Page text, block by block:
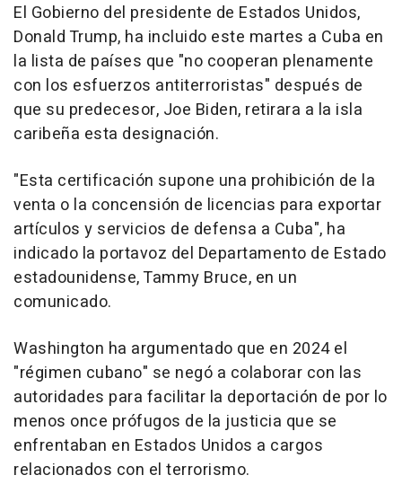
El Gobierno del presidente de Estados Unidos,
Donald Trump, ha incluido este martes a Cuba en
la lista de países que "no cooperan plenamente
con los esfuerzos antiterroristas" después de
que su predecesor, Joe Biden, retirara a la isla
caribeña esta designación.
"Esta certificación supone una prohibición de la
venta o la concensión de licencias para exportar
artículos y servicios de defensa a Cuba", ha
indicado la portavoz del Departamento de Estado
estadounidense, Tammy Bruce, en un
comunicado.
Washington ha argumentado que en 2024 el
"régimen cubano" se negó a colaborar con las
autoridades para facilitar la deportación de por lo
menos once prófugos de la justicia que se
enfrentaban en Estados Unidos a cargos
relacionados con el terrorismo.